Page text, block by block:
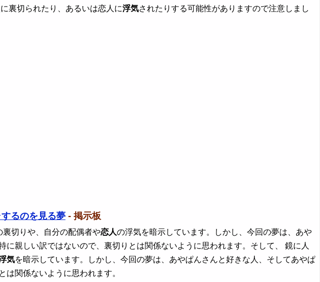
裏切られたり、あるいは恋人に浮気されたりする可能性がありますので注意しまし
るのを見る夢- 掲示板
切りや、自分の配偶者や恋人の浮気を暗示しています。しかし、今回の夢は、あや
親しい訳ではないので、裏切りとは関係ないように思われます。そして、 鏡に人
気を暗示しています。しかし、今回の夢は、あやぱんさんと好きな人、そしてあやぱ
は関係ないように思われます。